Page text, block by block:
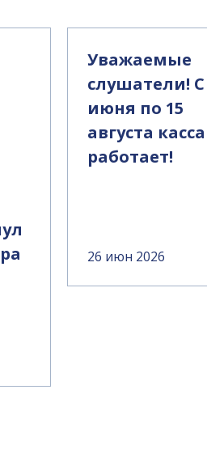
Уважаемые
слушатели! С
июня по 15
августа
работает!
26 июн 2026